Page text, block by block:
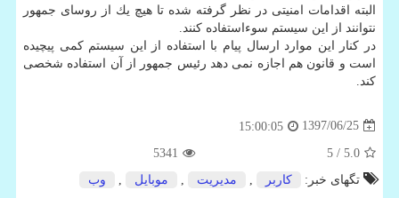
البته اقدامات امنیتی در نظر گرفته شده تا هیچ یك از روسای جمهور
نتوانند از این سیستم سوءاستفاده كنند.
در كنار این موارد ارسال پیام با استفاده از این سیستم كمی پیچیده
است و قانون هم اجازه نمی دهد رئیس جمهور از آن استفاده شخصی
كند.
1397/06/25
15:00:05
5.0
/ 5
5341
تگهای خبر:
كاربر مدیریت موبایل وب